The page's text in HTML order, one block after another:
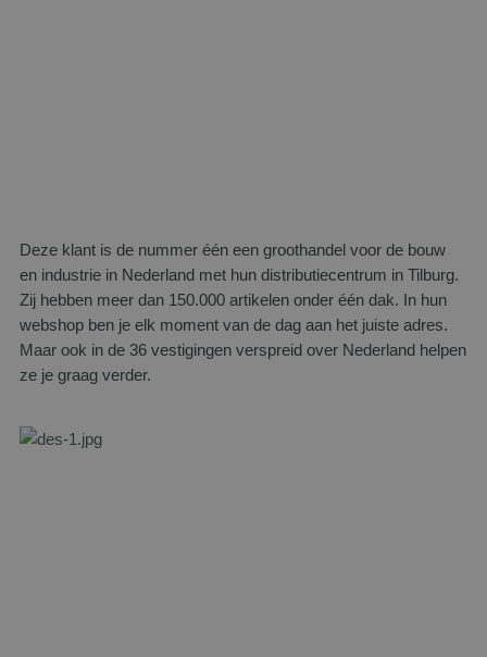
Deze klant is de nummer één een groothandel voor de bouw
en industrie in Nederland met hun distributiecentrum in Tilburg.
Zij hebben meer dan 150.000 artikelen onder één dak. In hun
webshop ben je elk moment van de dag aan het juiste adres.
Maar ook in de 36 vestigingen verspreid over Nederland helpen
ze je graag verder.